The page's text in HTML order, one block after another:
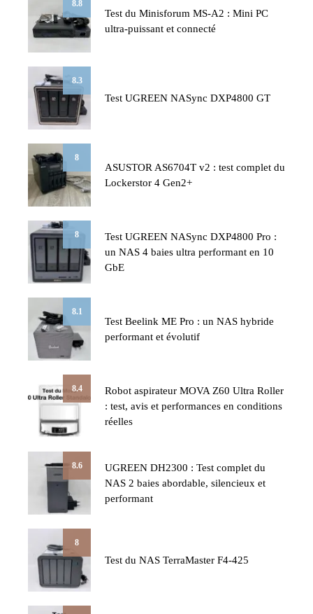
8.8
Test du Minisforum MS-A2 : Mini PC
ultra-puissant et connecté
8.3
Test UGREEN NASync DXP4800 GT
8
ASUSTOR AS6704T v2 : test complet du
Lockerstor 4 Gen2+
8
Test UGREEN NASync DXP4800 Pro :
un NAS 4 baies ultra performant en 10
GbE
8.1
Test Beelink ME Pro : un NAS hybride
performant et évolutif
8.4
Robot aspirateur MOVA Z60 Ultra Roller
: test, avis et performances en conditions
réelles
8.6
UGREEN DH2300 : Test complet du
NAS 2 baies abordable, silencieux et
performant
8
Test du NAS TerraMaster F4-425